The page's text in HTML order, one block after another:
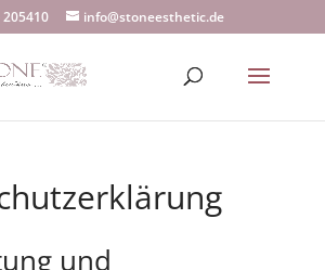
205410 info@stoneesthetic.de
und